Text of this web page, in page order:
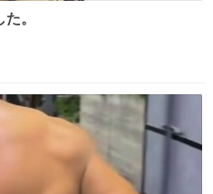
。